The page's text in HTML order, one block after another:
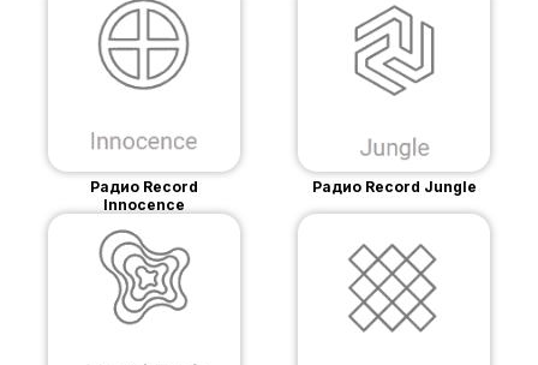
Радио Record
Innocence
Радио Record Jungle